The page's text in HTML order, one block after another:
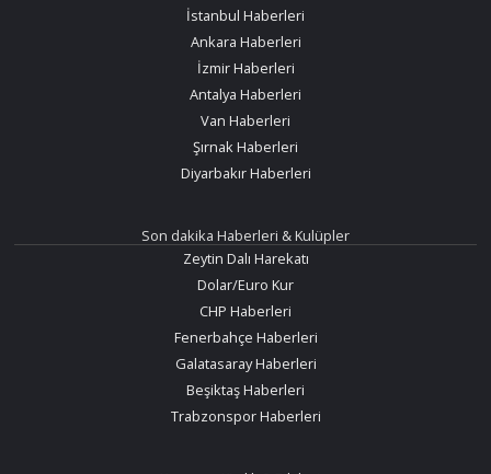
İstanbul Haberleri
Ankara Haberleri
İzmir Haberleri
Antalya Haberleri
Van Haberleri
Şırnak Haberleri
Diyarbakır Haberleri
Son dakika Haberleri & Kulüpler
Zeytin Dalı Harekatı
Dolar/Euro Kur
CHP Haberleri
Fenerbahçe Haberleri
Galatasaray Haberleri
Beşiktaş Haberleri
Trabzonspor Haberleri